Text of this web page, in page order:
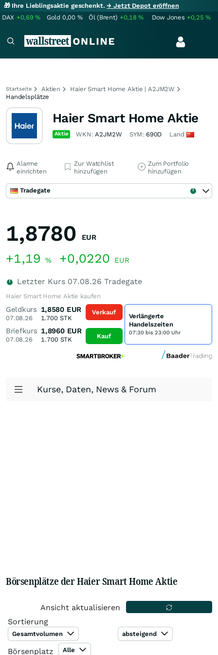
🎁 Ihre Lieblingsaktie geschenkt.→ Jetzt Depot eröffnen
DAX +0,69% Gold 0,00 % Öl (Brent) +0,18% Dow Jones +0,25%
Startseite Aktien
Haier Smart Home Aktie | A2JM2W
Handelsplätze
Haier Smart Home Aktie
Aktie WKN:A2JM2W SYM: 690D Land
Alarme
einrichten
Zur Watchlist
hinzufügen
Zum Portfolio
hinzufügen
Tradegate
1,8780 EUR
+1,19 % +0,0220 EUR
Letzter Kurs 07.08.26 Tradegate
Haier Smart Home Aktie kaufen
Geldkurs
07.08.26
1,8580 EUR
1.700STK
Briefkurs
07.08.26
1,8960 EUR
1.700STK
Verkauf
Kauf
Verlängerte
Handelszeiten
07:30 bis 23:00 Uhr
Kurse, Daten, News & Forum
Börsenplätze der Haier Smart Home Aktie
Ansicht aktualisieren
Sortierung
Gesamtvolumen absteigend
Börsenplatz Alle